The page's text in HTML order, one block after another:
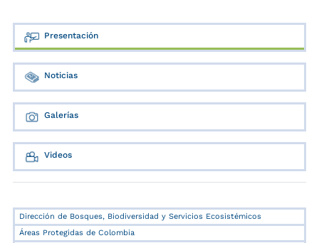
Presentación
Noticias
Galerías
Videos
Dirección de Bosques, Biodiversidad y Servicios Ecosistémicos
Áreas Protegidas de Colombia